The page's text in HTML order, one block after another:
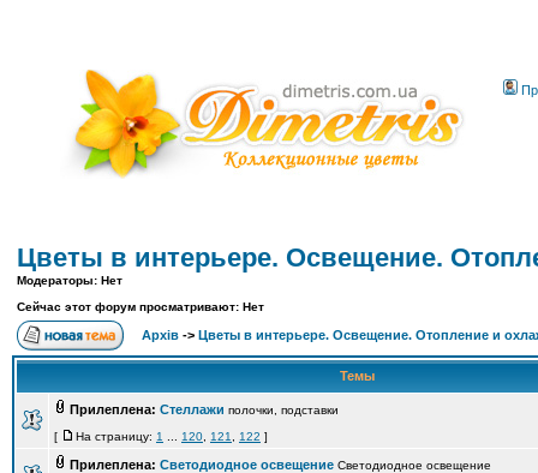
Цветы в интерьере. Освещение.
Модераторы: Нет
Сейчас этот форум просматривают: Нет
Архів -> Цветы в интерьере. Освещение. Отопление и
Темы
Прилеплена: Стеллажи полочки, подставки
[
На страницу: 1 120 121 122 ]
Прилеплена: Cветодиодное освещение Cветодиодное освещение